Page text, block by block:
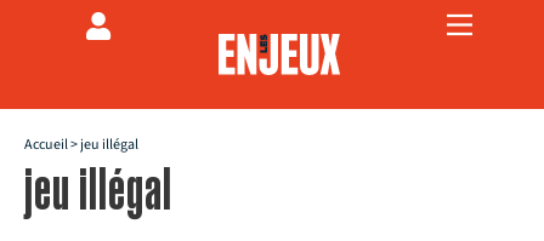
Accueil>jeu illégal
jeu illégal